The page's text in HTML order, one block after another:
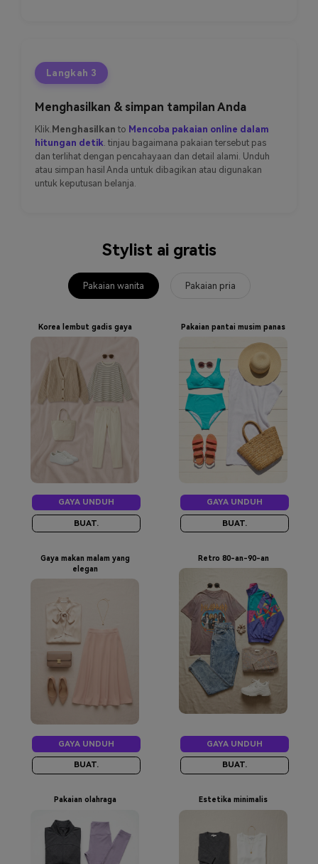
Langkah 3
Menghasilkan & simpan tampilan Anda
Klik. Menghasilkan to Mencoba pakaian online dalam
hitungan detik. tinjau bagaimana pakaian tersebut pas
dan terlihat dengan pencahayaan dan detail alami. Unduh
atau simpan hasil Anda untuk dibagikan atau digunakan
untuk keputusan belanja.
Stylist ai gratis
Pakaian wanita Pakaian pria
Korea lembut gadis gaya
GAYA UNDUH
BUAT.
Pakaian pantai musim panas
GAYA UNDUH
BUAT.
Gaya makan malam yang
elegan
GAYA UNDUH
BUAT.
Retro 80-an-90-an
GAYA UNDUH
BUAT.
Pakaian olahraga Estetika minimalis